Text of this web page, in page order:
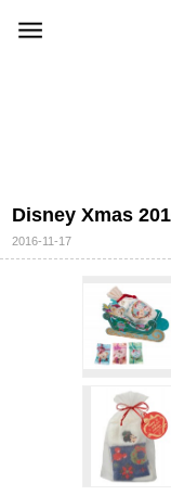
Disney Xmas
2016-11-17